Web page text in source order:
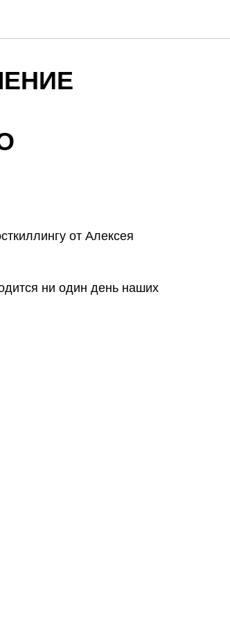
от Алексея
ни один день наших